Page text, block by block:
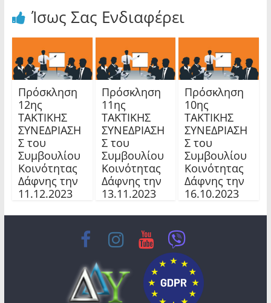
Ίσως Σας Ενδιαφέρει
Πρόσκληση
12ης
TAKTIKHΣ
ΣΥΝΕΔΡΙΑΣΗ
Σ του
Συμβουλίου
Κοινότητας
Δάφνης την
11.12.2023
Πρόσκληση
11ης
TAKTIKHΣ
ΣΥΝΕΔΡΙΑΣΗ
Σ του
Συμβουλίου
Κοινότητας
Δάφνης την
13.11.2023
Πρόσκληση
10ης
TAKTIKHΣ
ΣΥΝΕΔΡΙΑΣΗ
Σ του
Συμβουλίου
Κοινότητας
Δάφνης την
16.10.2023